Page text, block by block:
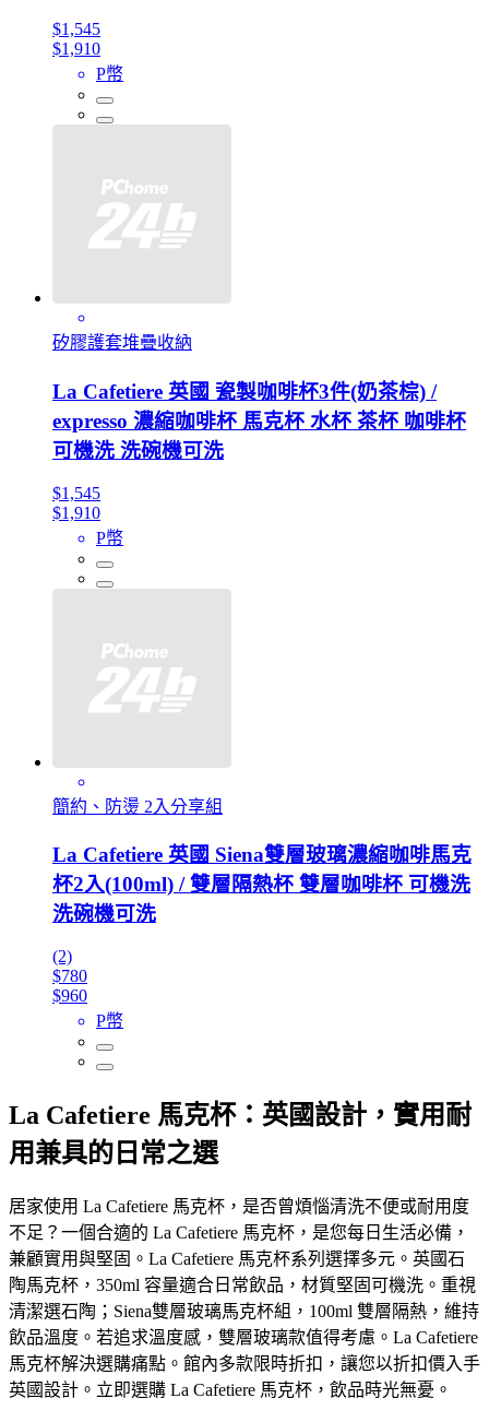
$1,545
$1,910
P幣
矽膠護套堆疊收納
La Cafetiere 英國 瓷製咖啡杯3件(奶茶棕) /
expresso 濃縮咖啡杯 馬克杯 水杯 茶杯 咖啡杯
可機洗 洗碗機可洗
$1,545
$1,910
P幣
簡約、防燙 2入分享組
La Cafetiere 英國 Siena雙層玻璃濃縮咖啡馬克
杯2入(100ml) / 雙層隔熱杯 雙層咖啡杯 可機洗
洗碗機可洗
(2)
$780
$960
P幣
La Cafetiere 馬克杯：英國設計，實用耐
用兼具的日常之選
居家使用 La Cafetiere 馬克杯，是否曾煩惱清洗不便或耐用度
不足？一個合適的 La Cafetiere 馬克杯，是您每日生活必備，
兼顧實用與堅固。La Cafetiere 馬克杯系列選擇多元。英國石
陶馬克杯，350ml 容量適合日常飲品，材質堅固可機洗。重視
清潔選石陶；Siena雙層玻璃馬克杯組，100ml 雙層隔熱，維持
飲品溫度。若追求溫度感，雙層玻璃款值得考慮。La Cafetiere
馬克杯解決選購痛點。館內多款限時折扣，讓您以折扣價入手
英國設計。立即選購 La Cafetiere 馬克杯，飲品時光無憂。